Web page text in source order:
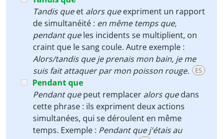
Tandis queet alors queexpriment un rapport
de simultanéité : en même temps que,
pendant queles incidents se multiplient, on
craint que le sang coule. Autre exemple :
Alors/tandis que je prenais mon bain, je me
suis fait attaquer par mon poisson rouge.
ES
Pendant que
Pendant quepeut remplacer alors quedans
cette phrase : ils expriment deux actions
simultanées, qui se déroulent en même
temps. Exemple : Pendant que j'étais au